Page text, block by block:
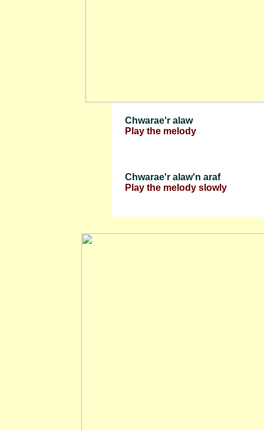
Chwarae'r alaw
Play the melody
Chwarae'r alaw'n araf
Play the melody slowly